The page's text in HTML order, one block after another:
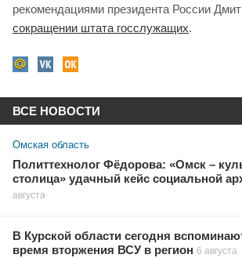
рекомендациями президента России
сокращении штата госслужащих.
ВСЕ НОВОСТИ
Омская область
Политтехнолог Фёдорова: «Омск –
столица» удачный кейс социальной
августа
В Курской области сегодня
время вторжения ВСУ в регион 6 августа